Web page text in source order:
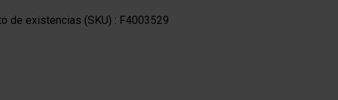
de existencias (SKU) : F4003529